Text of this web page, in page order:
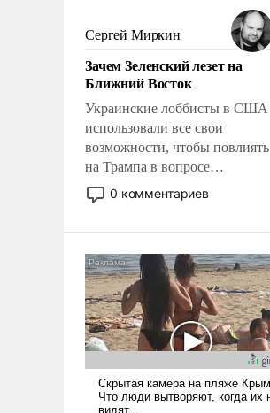
псевдонаучной фантастики,
стало всерьез обсуждаемой
идеей.
Сергей Миркин
Зачем Зеленский лезет на
Ближний Восток
Украинские лоббисты в США
использовали все свои
возможности, чтобы повлиять
на Трампа в вопросе
предоставления вооружений
своим нанимателям. Вероятно,
голову мысль: хорошо бы
продемонстрировать, что
Украина вступила в
вооруженное противостояние
с Ираном.
0 комментариев